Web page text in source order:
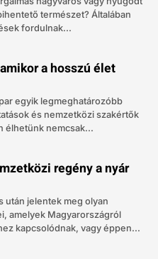
természet? Általában
fordulnak...
a hosszú élet
egyik legmeghatározóbb
és nemzetközi szakértők
élhetünk nemcsak...
regény a nyár
után jelentek meg olyan
amelyek Magyarországról
kapcsolódnak, vagy éppen...